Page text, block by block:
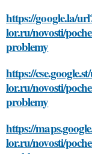
https://google.la/
lor.ru/novosti/
problemy
https://
lor.ru/novosti/
problemy
https://
lor.ru/novosti/